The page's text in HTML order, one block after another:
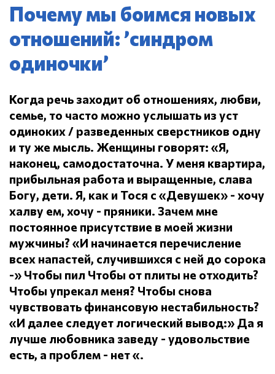
Почему мы боимся новых
отношений: ’синдром
одиночки’
Когда речь заходит об отношениях, любви,
семье, то часто можно услышать из уст
одиноких / разведенных сверстников одну
и ту же мысль. Женщины говорят: «Я,
наконец, самодостаточна. У меня квартира,
прибыльная работа и выращенные, слава
Богу, дети. Я, как и Тося с «Девушек» - хочу
халву ем, хочу - пряники. Зачем мне
постоянное присутствие в моей жизни
мужчины? «И начинается перечисление
всех напастей, случившихся с ней до сорока
-» Чтобы пил Чтобы от плиты не отходить?
Чтобы упрекал меня? Чтобы снова
чувствовать финансовую нестабильность?
«И далее следует логический вывод:» Да я
лучше любовника заведу - удовольствие
есть, а проблем - нет «.